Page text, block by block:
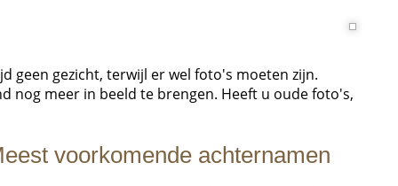
geen gezicht, terwijl er wel foto's moeten zijn.
nog meer in beeld te brengen. Heeft u oude foto's,
voorkomende achternamen